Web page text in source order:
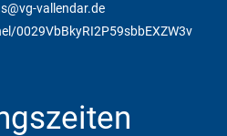
vallendar.de
0029VbBkyRI2P59sbbEXZW3v